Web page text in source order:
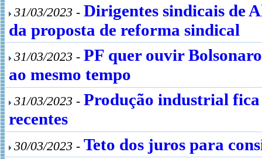
31/03/2023 - Dirigentes sindicais de
da proposta de reforma sindical
31/03/2023 - PF quer ouvir
ao mesmo tempo
31/03/2023 - Produção industrial
recentes
30/03/2023 - Teto dos juros para